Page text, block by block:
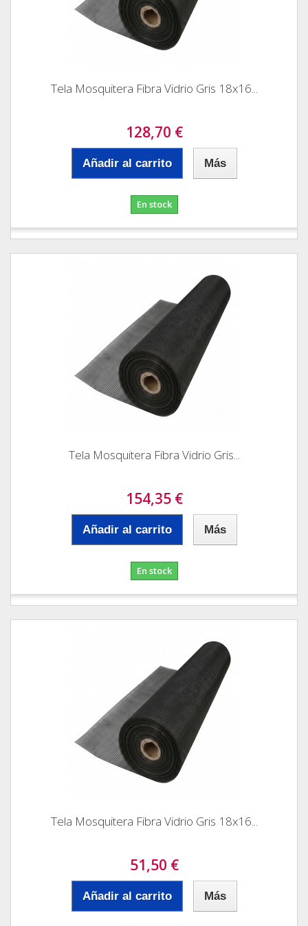
Tela Mosquitera Fibra Vidrio Gris 18x16...
128,70 €
Añadir al carrito Más
En stock
Tela Mosquitera Fibra Vidrio Gris...
154,35 €
Añadir al carrito Más
En stock
Tela Mosquitera Fibra Vidrio Gris 18x16...
51,50 €
Añadir al carrito Más